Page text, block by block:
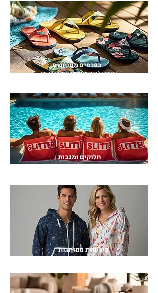
כפכפים ממותגים
הדפסה על כפכפים בעיצוב והתאמה אישית
חלוקים ומגבות
מגבות ממותגות וחלוקים בעיצוב אישי
פיג'מות ממותגות
פיג'מות ממותגות במיתוג אישי לחברות